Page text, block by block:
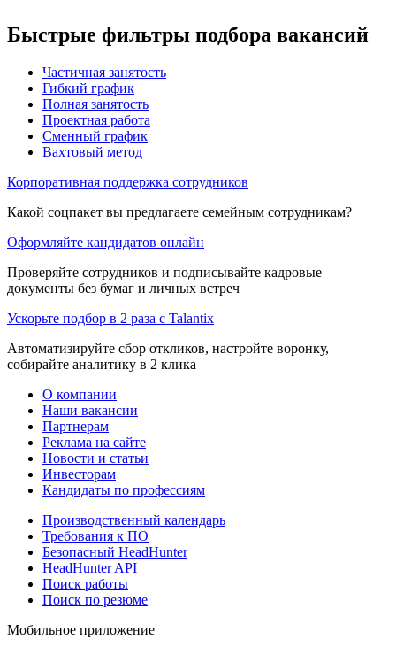
Быстрые фильтры подбора вакансий
Частичная занятость
Гибкий график
Полная занятость
Проектная работа
Сменный график
Вахтовый метод
Корпоративная поддержка сотрудников
Какой соцпакет вы предлагаете семейным сотрудникам?
Оформляйте кандидатов онлайн
Проверяйте сотрудников и подписывайте кадровые
документы без бумаг и личных встреч
Ускорьте подбор в 2 раза с Talantix
Автоматизируйте сбор откликов, настройте воронку,
собирайте аналитику в 2 клика
О компании
Наши вакансии
Партнерам
Реклама на сайте
Новости и статьи
Инвесторам
Кандидаты по профессиям
Производственный календарь
Требования к ПО
Безопасный HeadHunter
HeadHunter API
Поиск работы
Поиск по резюме
Мобильное приложение